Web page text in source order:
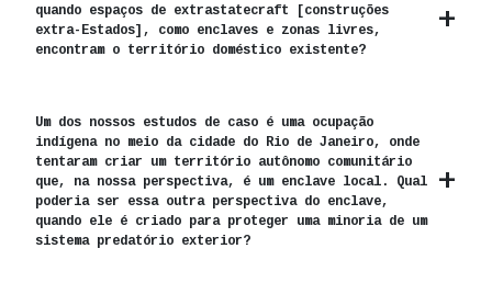
quando espaços de extrastatecraft [construções
extra-Estados], como enclaves e zonas livres,
encontram o território doméstico existente?
Um dos nossos estudos de caso é uma ocupação
indígena no meio da cidade do Rio de Janeiro, onde
tentaram criar um território autônomo comunitário
que, na nossa perspectiva, é um enclave local. Qual
poderia ser essa outra perspectiva do enclave,
quando ele é criado para proteger uma minoria de um
sistema predatório exterior?